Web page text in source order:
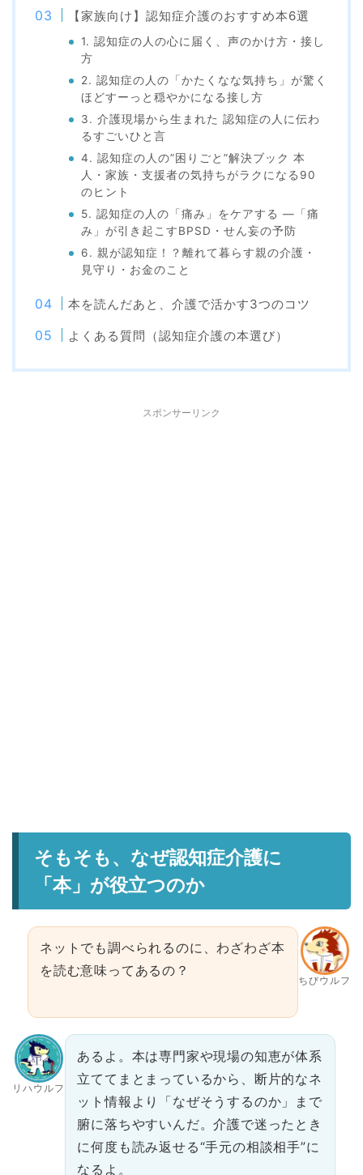
【家族向け】認知症介護のおすすめ本6選
1. 認知症の人の心に届く、声のかけ方・接し
方
2. 認知症の人の「かたくなな気持ち」が驚く
ほどすーっと穏やかになる接し方
3. 介護現場から生まれた 認知症の人に伝わ
るすごいひと言
4. 認知症の人の”困りごと”解決ブック 本
人・家族・支援者の気持ちがラクになる90
のヒント
5. 認知症の人の「痛み」をケアする ―「痛
み」が引き起こすBPSD・せん妄の予防
6. 親が認知症！？離れて暮らす親の介護・
見守り・お金のこと
本を読んだあと、介護で活かす3つのコツ
よくある質問（認知症介護の本選び）
スポンサーリンク
そもそも、なぜ認知症介護に
「本」が役立つのか
ちびウルフ
ネットでも調べられるのに、わざわざ本
を読む意味ってあるの？
リハウルフ
あるよ。本は専門家や現場の知恵が体系
立ててまとまっているから、断片的なネ
ット情報より「なぜそうするのか」まで
腑に落ちやすいんだ。介護で迷ったとき
に何度も読み返せる“手元の相談相手”に
なるよ。